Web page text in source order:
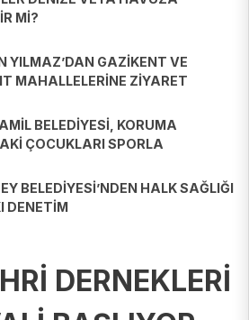
Mİ?
YILMAZ’DAN GAZİKENT VE
MAHALLELERİNE ZİYARET
BELEDİYESİ, KORUMA
ÇOCUKLARI SPORLA
BELEDİYESİ’NDEN HALK SAĞLIĞI
DENETİM
DERNEKLERİ